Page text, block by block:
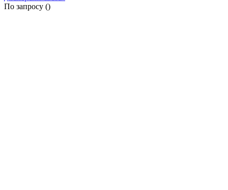
По запросу ()